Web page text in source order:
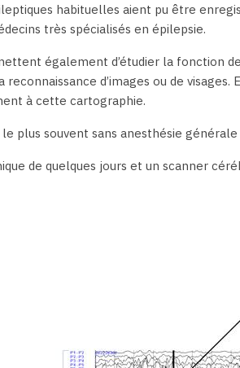
habituelles aient pu être
très spécialisés en épilepsie.
également d’étudier la fonction
reconnaissance d’images ou de
à cette cartographie.
plus souvent sans anesthésie
de quelques jours et un scanner